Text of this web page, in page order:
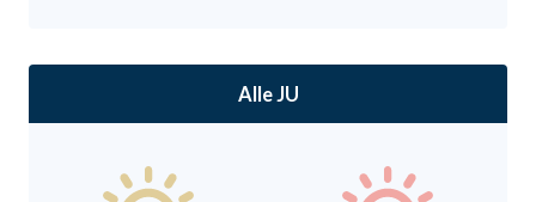
Alle JU